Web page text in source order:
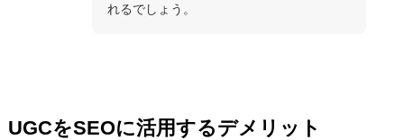
れるでしょう。
UGCをSEOに活用するデメリット